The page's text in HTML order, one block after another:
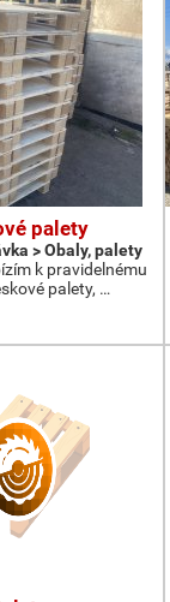
palety
> Obaly, palety
k pravidelnému
palety, …